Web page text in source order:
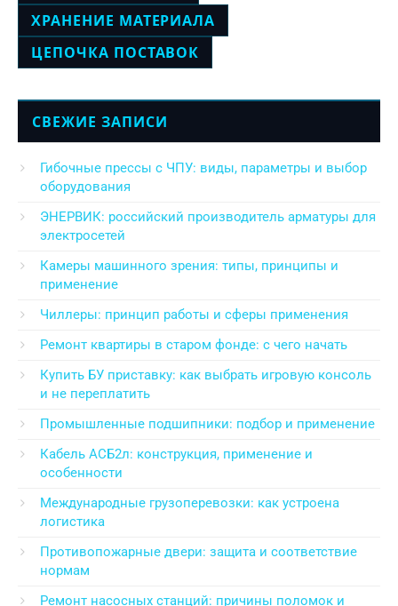
ХРАНЕНИЕ МАТЕРИАЛА
ЦЕПОЧКА ПОСТАВОК
СВЕЖИЕ ЗАПИСИ
Гибочные прессы с ЧПУ: виды, параметры и выбор
оборудования
ЭНЕРВИК: российский производитель арматуры для
электросетей
Камеры машинного зрения: типы, принципы и
применение
Чиллеры: принцип работы и сферы применения
Ремонт квартиры в старом фонде: с чего начать
Купить БУ приставку: как выбрать игровую консоль
и не переплатить
Промышленные подшипники: подбор и применение
Кабель АСБ2л: конструкция, применение и
особенности
Международные грузоперевозки: как устроена
логистика
Противопожарные двери: защита и соответствие
нормам
Ремонт насосных станций: причины поломок и